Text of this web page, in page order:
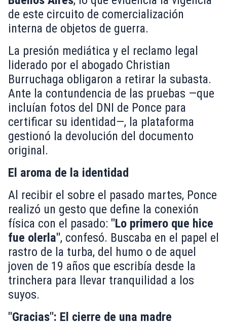
de este circuito de comercialización
interna de objetos de guerra.
La presión mediática y el reclamo legal
liderado por el abogado Christian
Burruchaga obligaron a retirar la subasta.
Ante la contundencia de las pruebas —que
incluían fotos del DNI de Ponce para
certificar su identidad—, la plataforma
gestionó la devolución del documento
original.
El aroma de la identidad
Al recibir el sobre el pasado martes, Ponce
realizó un gesto que define la conexión
física con el pasado: "Lo primero que hice
fue olerla", confesó. Buscaba en el papel el
rastro de la turba, del humo o de aquel
joven de 19 años que escribía desde la
trinchera para llevar tranquilidad a los
suyos.
"Gracias": El cierre de una madre